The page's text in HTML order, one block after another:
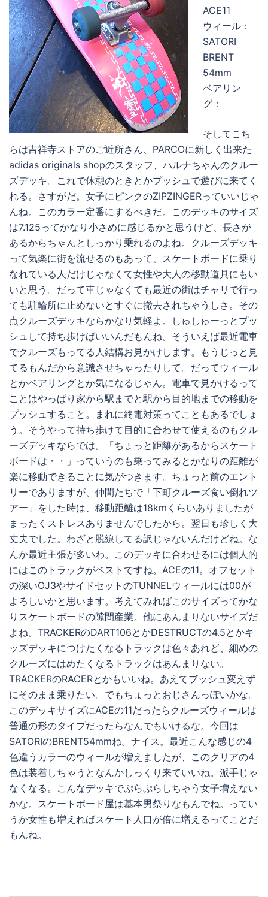
ACE11
ウィール：
SATORI
BRENT
54mm
ベアリン
グ：
そしてこち
らは吉祥寺ストアのご近所さん、PARCOに新しく出来た
adidas originals shopのスタッフ、ハルナちゃんのクルー
ズデッキ。これで休憩のときとかプッシュで遊びに来てく
れる。さすがだ。女子にピンクのZIPZINGERっていいじゃ
んね。このカラー定番にするべきだ。このデッキのサイズ
は7.125ってかなり小さめに感じるかと思うけど、長さが
あるからちゃんとしっかり乗れるのよね。クルーズデッキ
って気楽に街を流せるのもあって、スケートボードに乗り
なれている人だけじゃなくて女性や大人の移動道具にもい
いと思う。だって車じゃなくても最近の街はチャリで行っ
ても駐輪所に止めないとすぐに撤去されちゃうしさ。その
点クルーズデッキならかなり気軽よ。しゅしゅーっとプッ
シュして持ち歩けばいいんだもんね。そういえば最近電車
でクルーズもってる人結構お見かけします。もうじっと見
てるもんだから意識させちゃったりして。だってウィール
とかベアリングとか気になるじゃん。電車で見かけるって
ことはやっぱり家から駅までと駅から目的地までの移動を
プッシュすること。まれに終電対策ってこともあるでしょ
う。そうやって持ち歩けて目的に合わせて使えるのもクル
ーズデッキならでは。「ちょっと距離があるからスケート
ボードは・・」っていうのも乗ってみるとかなりの距離が
楽に移動できることに気がつきます。ちょっと前のエント
リーでありますが、仲間たちで「下町クルーズ食い倒れツ
アー」をした時は、移動距離は18kmくらいありましたが
まったくストレスありませんでしたから。翌日も珍しく大
丈夫でした。わざと脱線してる訳じゃないんだけどね。な
んか最近主張が多いわ。このデッキに合わせるには個人的
にはこのトラックがベストですね。ACEの11。オフセット
の深いOJ3やサイドセットのTUNNELウィールには00が
よろしいかと思います。考えてみればこのサイズってかな
りスケートボードの隙間産業。他にあんまりないサイズだ
よね。TRACKERのDART106とかDESTRUCTの4.5とかキ
ッズデッキにつけたくなるトラックは色々あれど、細めの
クルーズにはめたくなるトラックはあんまりない。
TRACKERのRACERとかもいいね。あえてブッシュ変えず
にそのまま乗りたい。でもちょっとおじさんっぽいかな。
このデッキサイズにACEの11だったらクルーズウィールは
普通の形のタイプだったらなんでもいけるな。今回は
SATORIのBRENT54mmね。ナイス。最近こんな感じの4
色違うカラーのウィールが増えましたが、このクリアの4
色は装着しちゃうとなんかしっくり来ていいね。派手じゃ
なくなる。こんなデッキでぷらぷらしちゃう女子増えない
かな。スケートボード屋は基本男祭りなもんでね。ってい
うか女性も増えればスケート人口が倍に増えるってことだ
もんね。